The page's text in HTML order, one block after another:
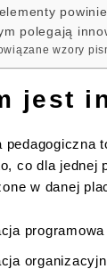
polegają
wzory
jest
pedagogiczna
co dla jednej
w danej